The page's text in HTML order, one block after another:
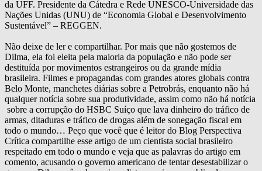
da UFF. Presidente da Cátedra e Rede UNESCO-Universidade das
Nações Unidas (UNU) de “Economia Global e Desenvolvimento
Sustentável” – REGGEN.
Não deixe de ler e compartilhar. Por mais que não gostemos de
Dilma, ela foi eleita pela maioria da população e não pode ser
destituída por movimentos estrangeiros ou da grande mídia
brasileira. Filmes e propagandas com grandes atores globais contra
Belo Monte, manchetes diárias sobre a Petrobrás, enquanto não há
qualquer notícia sobre sua produtividade, assim como não há notícia
sobre a corrupção do HSBC Suíço que lava dinheiro do tráfico de
armas, ditaduras e tráfico de drogas além de sonegação fiscal em
todo o mundo… Peço que você que é leitor do Blog Perspectiva
Crítica compartilhe esse artigo de um cientista social brasileiro
respeitado em todo o mundo e veja que as palavras do artigo em
comento, acusando o governo americano de tentar desestabilizar o